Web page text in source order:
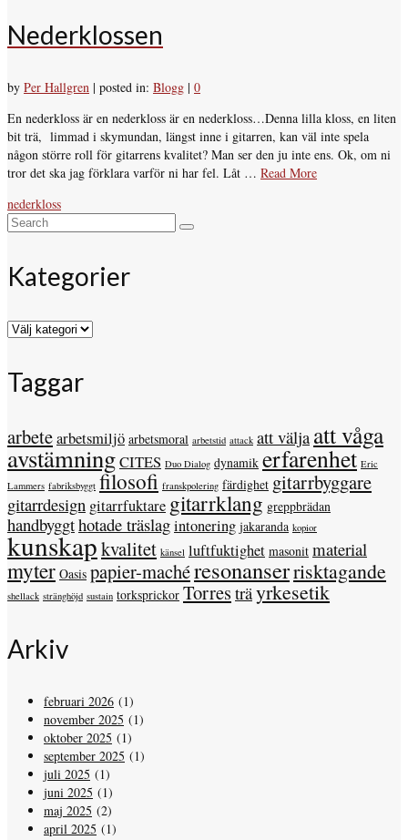
Nederklossen
by Per Hallgren | posted in: Blogg | 0
En nederkloss är en nederkloss är en nederkloss…Denna lilla kloss, en liten
bit trä, limmad i skymundan, längst inne i gitarren, kan väl inte spela
någon större roll för gitarrens kvalitet? Man ser den ju inte ens. Ok, om ni
tror det ska jag förklara varför ni har fel. Låt … Read More
nederkloss
Search
Kategorier
Kategorier
Taggar
arbetearbetsmiljö arbetsmoral arbetstid attack att välja att våga
avstämningCITES Duo Dialog dynamik erfarenhet Eric
Lammers fabriksbyggt filosofi franskpolering färdighet gitarrbyggare
gitarrdesign gitarrfuktare gitarrklang greppbrädan
handbyggthotade träslagintonering jakaranda kopior
kunskapkvalitet känsel luftfuktighet masonit material
myter Oasis papier-machéresonanserrisktagande
shellack stränghöjd sustain torksprickor Torres träyrkesetik
Arkiv
februari 2026 (1)
november 2025 (1)
oktober 2025 (1)
september 2025 (1)
juli 2025 (1)
juni 2025 (1)
maj 2025 (2)
april 2025 (1)